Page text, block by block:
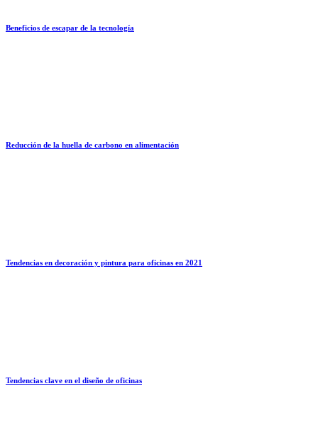
Beneficios de escapar de la tecnología
Reducción de la huella de carbono en alimentación
Tendencias en decoración y pintura para oficinas en 2021
Tendencias clave en el diseño de oficinas